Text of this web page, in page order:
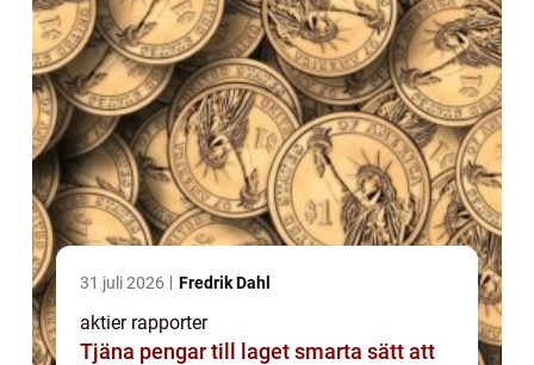
31 juli 2026 Fredrik Dahl
aktier rapporter
Tjäna pengar till laget smarta sätt att